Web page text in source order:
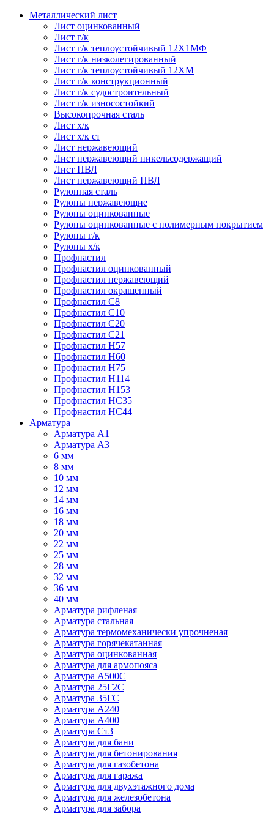
Металлический лист
Лист оцинкованный
Лист г/к
Лист г/к теплоустойчивый 12Х1МФ
Лист г/к низколегированный
Лист г/к теплоустойчивый 12ХМ
Лист г/к конструкционный
Лист г/к судостроительный
Лист г/к износостойкий
Высокопрочная сталь
Лист х/к
Лист х/к ст
Лист нержавеющий
Лист нержавеющий никельсодержащий
Лист ПВЛ
Лист нержавеющий ПВЛ
Рулонная сталь
Рулоны нержавеющие
Рулоны оцинкованные
Рулоны оцинкованные с полимерным покрытием
Рулоны г/к
Рулоны х/к
Профнастил
Профнастил оцинкованный
Профнастил нержавеющий
Профнастил окрашенный
Профнастил С8
Профнастил С10
Профнастил С20
Профнастил С21
Профнастил Н57
Профнастил Н60
Профнастил Н75
Профнастил Н114
Профнастил Н153
Профнастил НС35
Профнастил НС44
Арматура
Арматура А1
Арматура А3
6 мм
8 мм
10 мм
12 мм
14 мм
16 мм
18 мм
20 мм
22 мм
25 мм
28 мм
32 мм
36 мм
40 мм
Арматура рифленая
Арматура стальная
Арматура термомеханически упрочненая
Арматура горячекатанная
Арматура оцинкованная
Арматура для армопояса
Арматура A500С
Арматура 25Г2С
Арматура 35ГС
Арматура А240
Арматура А400
Арматура Ст3
Арматура для бани
Арматура для бетонирования
Арматура для газобетона
Арматура для гаража
Арматура для двухэтажного дома
Арматура для железобетона
Арматура для забора